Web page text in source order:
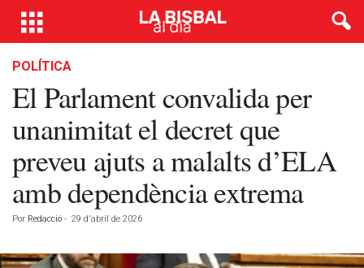
POLÍTICA
El Parlament convalida per
unanimitat el decret que
preveu ajuts a malalts d’ELA
amb dependència extrema
Por Redacció - 29 d'abril de 2026